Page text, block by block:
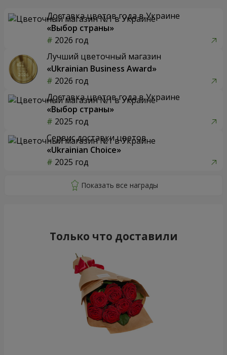
Доставка цветов года в Украине
«Выбор страны»
2026 год
Лучший цветочный магазин
«Ukrainian Business Award»
2026 год
Доставка цветов года в Украине
«Выбор страны»
2025 год
Сервис доставки цветов
«Ukrainian Choice»
2025 год
Только что доставили